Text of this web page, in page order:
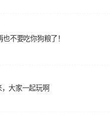
不要吃你狗粮了！
大家一起玩啊